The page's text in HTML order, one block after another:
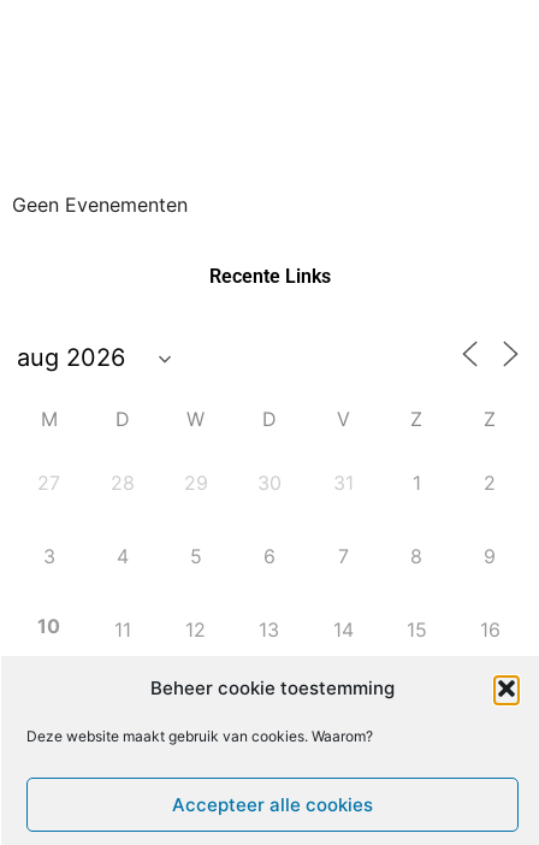
Beheer cookie toestemming
Deze website maakt gebruik van cookies. Waarom?
Accepteer alle cookies
Geen Evenementen
Recente Links
M D W D V Z Z
27 28 29 30 31 1 2
3 4 5 6 7 8 9
10 11 12 13 14 15 16
19 20 23
24 25 26 27 28 29 30